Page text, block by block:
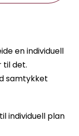
en individuell
til det.
samtykket
individuell plan